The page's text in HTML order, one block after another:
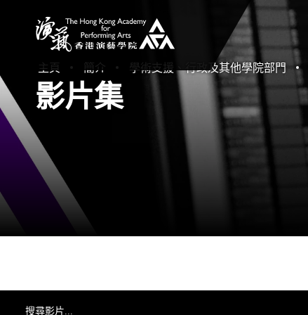
主頁 簡介 學術支援、行政及其他學院部門
影片集